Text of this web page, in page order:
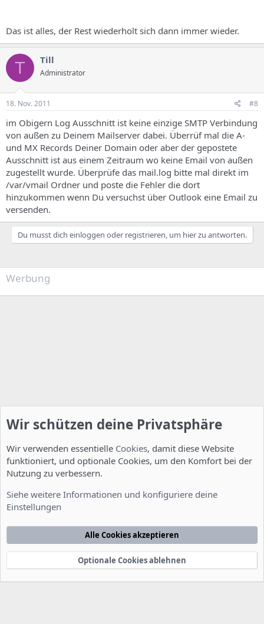
Das ist alles, der Rest wiederholt sich dann immer wieder.
T Till
Administrator
18. Nov. 2011 #8
im Obigern Log Ausschnitt ist keine einzige SMTP Verbindung
von außen zu Deinem Mailserver dabei. Überrüf mal die A-
und MX Records Deiner Domain oder aber der gepostete
Ausschnitt ist aus einem Zeitraum wo keine Email von außen
zugestellt wurde. Überprüfe das mail.log bitte mal direkt im
/var/vmail Ordner und poste die Fehler die dort
hinzukommen wenn Du versuchst über Outlook eine Email zu
versenden.
Du musst dich einloggen oder registrieren, um hier zu antworten.
Werbung
Nutzungsbedingungen Datenschutzerklärung
Startseite
e
Community platform by XenForo® © 2010-2022 XenForo Ltd.
xenDach©2010-2014
Wir schützen deine Privatsphäre
Wir verwenden essentielle Cookies, damit diese Website
funktioniert, und optionale Cookies, um den Komfort bei der
Nutzung zu verbessern.
Siehe weitere Informationen und konfiguriere deine
Einstellungen
Alle Cookies akzeptieren
Optionale Cookies ablehnen